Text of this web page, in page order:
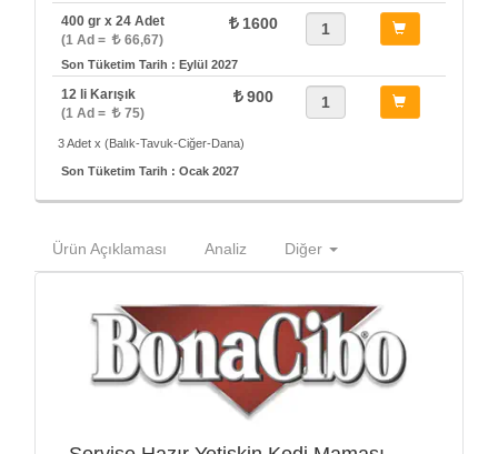
400 gr x 24 Adet
(1 Ad =
66,67)
1600
Son Tüketim Tarih : Eylül 2027
12 li Karışık
(1 Ad =
75)
900
3 Adet x (Balık-Tavuk-Ciğer-Dana)
Son Tüketim Tarih : Ocak 2027
Ürün Açıklaması Analiz Diğer